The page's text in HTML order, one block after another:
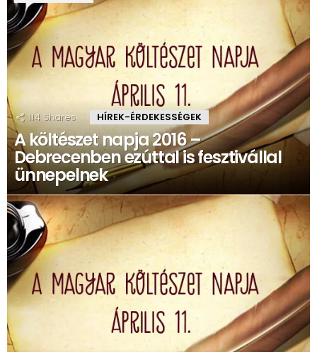
114 Shares HÍREK-ÉRDEKESSÉGEK
A költészet napja 2016 –
Debrecenben ezúttal is fesztivállal
ünnepelnek